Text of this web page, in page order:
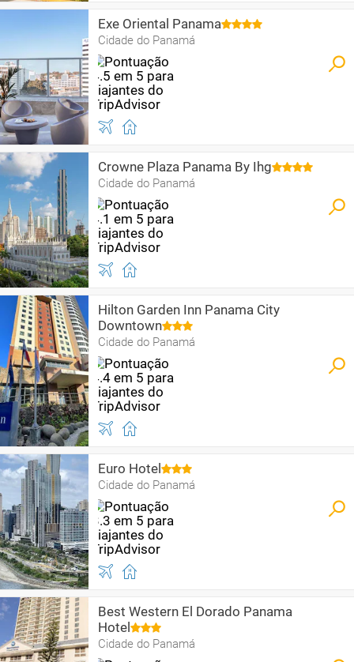
Exe Oriental Panama
Cidade do Panamá
Crowne Plaza Panama By Ihg
Cidade do Panamá
Hilton Garden Inn Panama City
Downtown
Cidade do Panamá
Euro Hotel
Cidade do Panamá
Best Western El Dorado Panama
Hotel
Cidade do Panamá